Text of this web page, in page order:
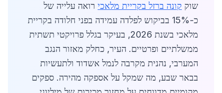
שוק קונה ברזל בקריית מלאכי רואה עלייה של
כ-15% בביקוש לפלדה עמידה בפני חלודה בקריית
מלאכי בשנת 2026, בעיקר בגלל פרויקטי תשתית
ממשלתיים ופרטיים. העיר, כחלק מאזור הנגב
המערבי, נהנית מקרבה לנמל אשדוד ולתעשיות
בבאר שבע, מה שמקל על אספקה מהירה. ספקים